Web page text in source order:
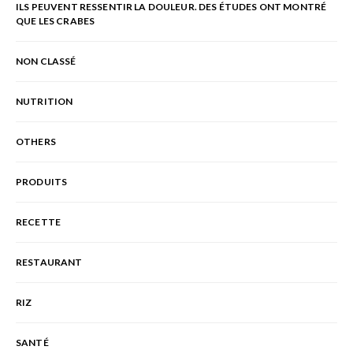
ILS PEUVENT RESSENTIR LA DOULEUR. DES ÉTUDES ONT MONTRÉ
QUE LES CRABES
NON CLASSÉ
NUTRITION
OTHERS
PRODUITS
RECETTE
RESTAURANT
RIZ
SANTÉ